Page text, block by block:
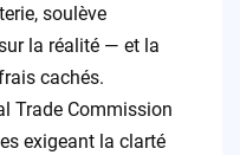
soulève
la réalité — et la
cachés.
Trade Commission
exigeant la clarté